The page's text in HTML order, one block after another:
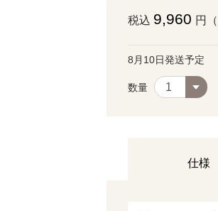
税込 9,960 円
8月10日発送予定
数量
仕様